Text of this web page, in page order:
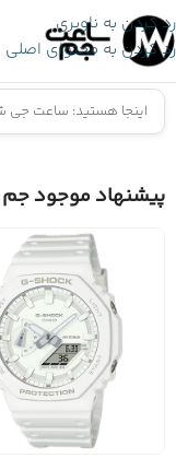
رد کردن به ناوبری
رد کردن به محتوای اصلی
اینجا هستید: ساعت جی
پیشنهاد موجود